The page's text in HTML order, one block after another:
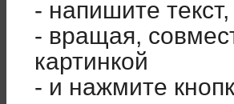
- напишите
- вращая,
картинкой
- и нажмите